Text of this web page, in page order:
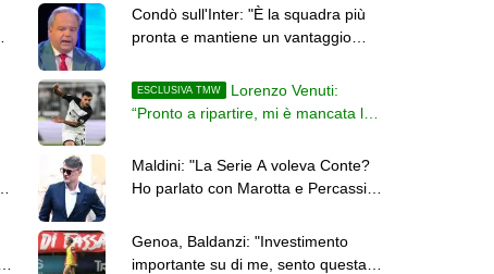
Condò sull'Inter: "È la squadra più
pronta e mantiene un vantaggio
ESCLUSIVA TMW
Lorenzo Venuti:
“Pronto a ripartire, mi è mancata la
Maldini: "La Serie A voleva Conte?
Ho parlato con Marotta e Percassi,
Genoa, Baldanzi: "Investimento
importante su di me, sento questa